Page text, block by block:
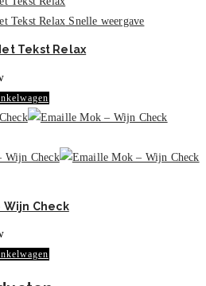
Snelle weergave
Tekst Relax
Wijn Check